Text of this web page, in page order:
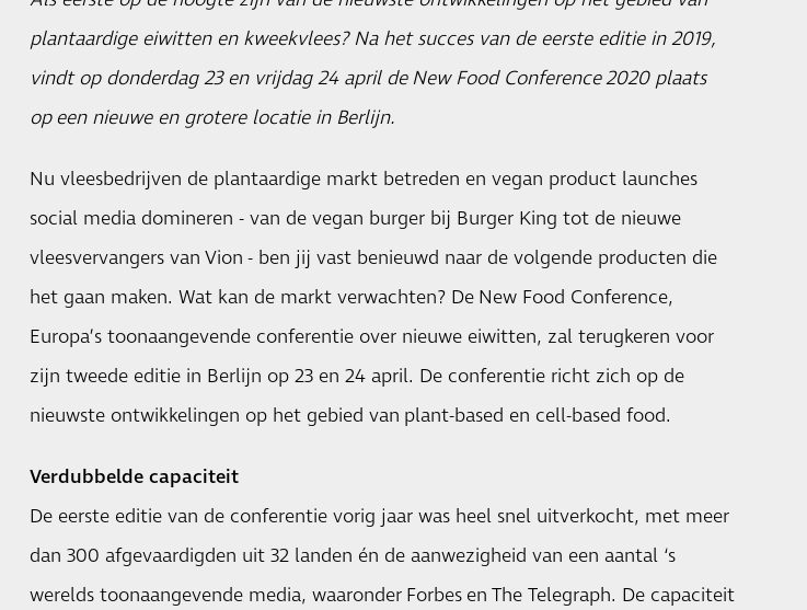
plantaardige eiwitten en kweekvlees? Na het succes van de eerste editie in 2019,
vindt op donderdag 23 en vrijdag 24 april deNew Food Conference2020 plaats
op een nieuwe en grotere locatie in Berlijn.
Nu vleesbedrijven de plantaardige markt betreden en vegan product launches
social media domineren - van de vegan burger bij Burger King tot de nieuwe
vleesvervangers van Vion - ben jij vast benieuwd naar de volgende producten die
het gaan maken. Wat kan de markt verwachten? De New Food Conference,
Europa’s toonaangevende conferentie over nieuwe eiwitten, zal terugkeren voor
zijn tweede editie in Berlijn op 23 en 24 april. De conferentie richt zich op de
nieuwste ontwikkelingen op het gebied van plant-based en cell-based food.
Verdubbelde capaciteit
De eerste editie van de conferentie vorig jaar was heel snel uitverkocht, met meer
dan 300 afgevaardigden uit 32 landen én de aanwezigheid van een aantal ‘s
werelds toonaangevende media, waaronder Forbes en The Telegraph. De capaciteit